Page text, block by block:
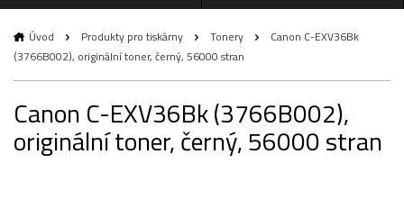
Úvod Produkty pro tiskárny Tonery
Canon C-EXV36Bk
(3766B002), originální toner, černý, 56000 stran
Canon C-EXV36Bk (3766B002),
originální toner, černý, 56000 stran